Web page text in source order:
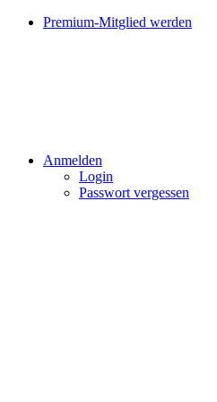
Premium-Mitglied werden
Anmelden
Login
Passwort vergessen